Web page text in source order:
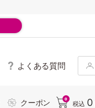
よくある質問
クーポン 0
税込 0